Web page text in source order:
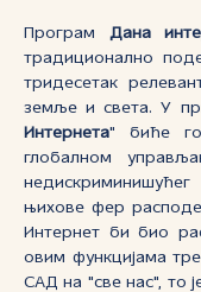
Програм Дана
традиционално
тридесетак
земље и света. У
Интернета" биће
глобалном
њихове фер
Интернет би био
овим функцијама
САД на "све нас", то